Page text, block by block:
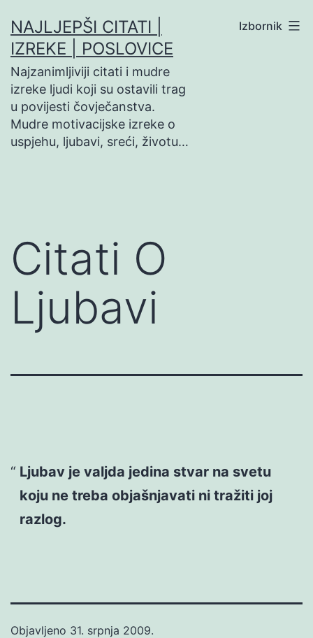
na
sadržaj
NAJLJEPŠI CITATI |
IZREKE | POSLOVICE
Najzanimljiviji citati i mudre
izreke ljudi koji su ostavili trag
u povijesti čovječanstva.
Mudre motivacijske izreke o
uspjehu, ljubavi, sreći, životu…
Izbornik
Citati O
Ljubavi
Ljubav je valjda jedina stvar na svetu
koju ne treba objašnjavati ni tražiti joj
razlog.
Objavljeno 31. srpnja 2009.